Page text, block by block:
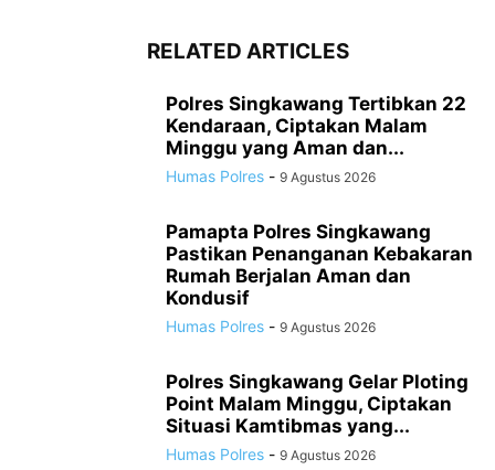
RELATED ARTICLES
Polres Singkawang Tertibkan 22
Kendaraan, Ciptakan Malam
Minggu yang Aman dan...
Humas Polres - 9 Agustus 2026
Pamapta Polres Singkawang
Pastikan Penanganan Kebakaran
Rumah Berjalan Aman dan
Kondusif
Humas Polres - 9 Agustus 2026
Polres Singkawang Gelar Ploting
Point Malam Minggu, Ciptakan
Situasi Kamtibmas yang...
Humas Polres - 9 Agustus 2026